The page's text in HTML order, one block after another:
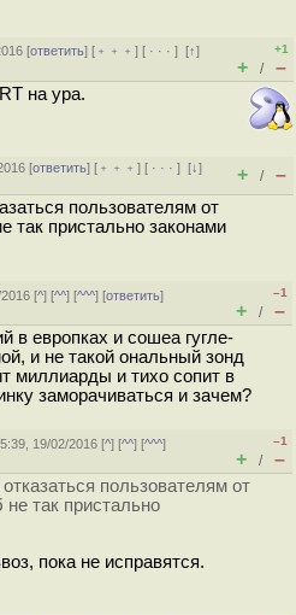
[ответить] [ ﹢﹢﹢] [ · · ·][↑]
+1
+ / –
на ура.
[ответить] [ ﹢﹢﹢] [ · · ·][↓]
+ / –
пользователям от
так пристально законами
[^] [^^] [^^^] [ответить]
–1
+ / –
в европках и сошеа гугле-
и не такой ональный зонд
миллиарды и тихо сопит в
заморачиваться и зачем?
19/02/2016 [^] [^^] [^^^]
–1
+ / –
пользователям от
так пристально
пока не исправятся.